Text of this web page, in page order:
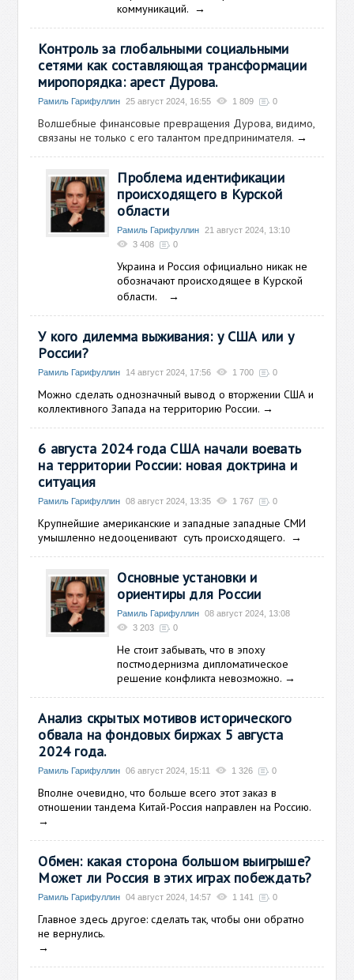
коммуникаций. →
Контроль за глобальными социальными
сетями как составляющая трансформации
миропорядка: арест Дурова.
Рамиль Гарифуллин 25 август 2024, 16:55 1 809 0
Волшебные финансовые превращения Дурова, видимо,
связаны не только с его талантом предпринимателя. →
Проблема идентификации
происходящего в Курской
области
Рамиль Гарифуллин
21 август 2024, 13:10
3 408
0
Украина и Россия официально никак не
обозначают происходящее в Курской
области.
→
У кого дилемма выживания: у США или у
России?
Рамиль Гарифуллин 14 август 2024, 17:56 1 700 0
Можно сделать однозначный вывод о вторжении США и
коллективного Запада на территорию России. →
6 августа 2024 года США начали воевать
на территории России: новая доктрина и
ситуация
Рамиль Гарифуллин 08 август 2024, 13:35 1 767 0
Крупнейшие американские и западные западные СМИ
умышленно недооценивают суть происходящего. →
Основные установки и
ориентиры для России
Рамиль Гарифуллин
08 август 2024, 13:08
3 203
0
Не стоит забывать, что в эпоху
постмодернизма дипломатическое
решение конфликта невозможно. →
Анализ скрытых мотивов исторического
обвала на фондовых биржах 5 августа
2024 года.
Рамиль Гарифуллин 06 август 2024, 15:11 1 326 0
Вполне очевидно, что больше всего этот заказ в
отношении тандема Китай-Россия направлен на Россию.
→
Обмен: какая сторона большом выигрыше?
Может ли Россия в этих играх побеждать?
Рамиль Гарифуллин 04 август 2024, 14:57 1 141 0
Главное здесь другое: сделать так, чтобы они обратно
не вернулись.
→